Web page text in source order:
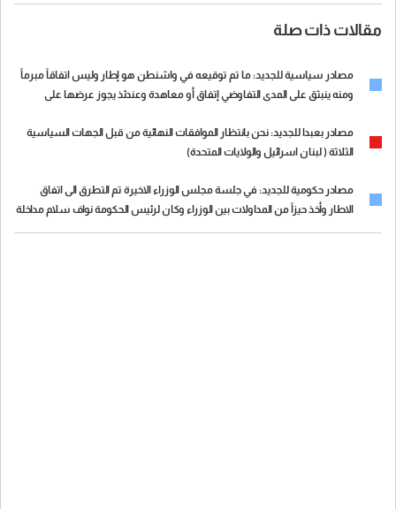
مقالات ذات صلة
مصادر سياسية للجديد: ما تم توقيعه في واشنطن هو إطار وليس اتفاقاً مبرماً
ومنه ينبثق على المدى التفاوضي إتفاق أو معاهدة وعندئذ يجوز عرضها على
مصادر بعبدا للجديد: نحن بانتظار الموافقات النهائية من قبل الجهات السياسية
الثلاثة ( لبنان اسرائيل والولايات المتحدة)
مصادر حكومية للجديد: في جلسة مجلس الوزراء الاخيرة تم التطرق الى اتفاق
الاطار وأخذ حيزاً من المداولات بين الوزراء وكان لرئيس الحكومة نواف سلام مداخلة